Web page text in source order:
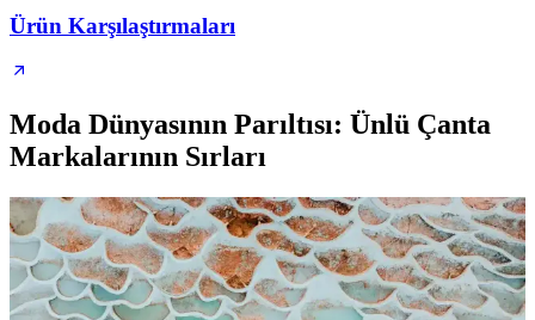
Ürün Karşılaştırmaları
Moda Dünyasının Parıltısı: Ünlü Çanta
Markalarının Sırları